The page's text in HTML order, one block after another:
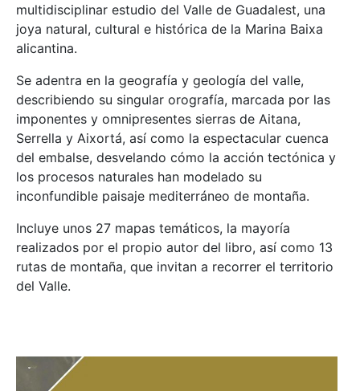
multidisciplinar estudio del Valle de Guadalest, una
joya natural, cultural e histórica de la Marina Baixa
alicantina.
Se adentra en la geografía y geología del valle,
describiendo su singular orografía, marcada por las
imponentes y omnipresentes sierras de Aitana,
Serrella y Aixortá, así como la espectacular cuenca
del embalse, desvelando cómo la acción tectónica y
los procesos naturales han modelado su
inconfundible paisaje mediterráneo de montaña.
Incluye unos 27 mapas temáticos, la mayoría
realizados por el propio autor del libro, así como 13
rutas de montaña, que invitan a recorrer el territorio
del Valle.